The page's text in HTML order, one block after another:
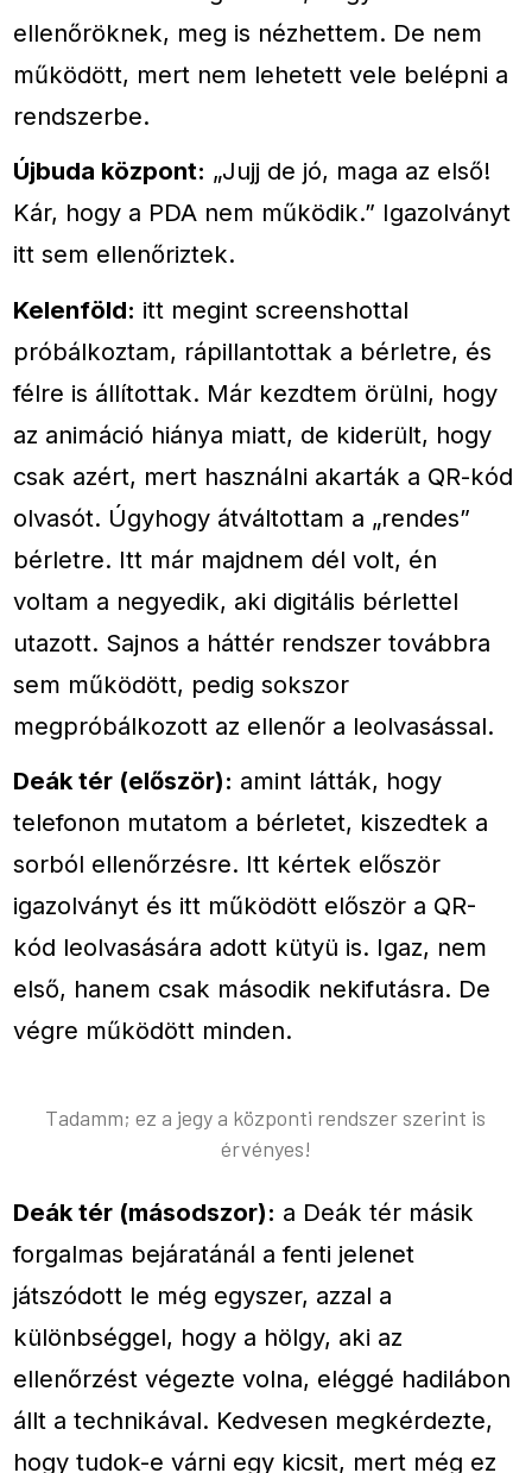
ellenőröknek, meg is nézhettem. De nem
működött, mert nem lehetett vele belépni a
rendszerbe.
Újbuda központ: „Jujj de jó, maga az első!
Kár, hogy a PDA nem működik.” Igazolványt
itt sem ellenőriztek.
Kelenföld: itt megint screenshottal
próbálkoztam, rápillantottak a bérletre, és
félre is állítottak. Már kezdtem örülni, hogy
az animáció hiánya miatt, de kiderült, hogy
csak azért, mert használni akarták a QR-kód
olvasót. Úgyhogy átváltottam a „rendes”
bérletre. Itt már majdnem dél volt, én
voltam a negyedik, aki digitális bérlettel
utazott. Sajnos a háttér rendszer továbbra
sem működött, pedig sokszor
megpróbálkozott az ellenőr a leolvasással.
Deák tér (először): amint látták, hogy
telefonon mutatom a bérletet, kiszedtek a
sorból ellenőrzésre. Itt kértek először
igazolványt és itt működött először a QR-
kód leolvasására adott kütyü is. Igaz, nem
első, hanem csak második nekifutásra. De
végre működött minden.
Tadamm; ez a jegy a központi rendszer szerint is
érvényes!
Deák tér (másodszor): a Deák tér másik
forgalmas bejáratánál a fenti jelenet
játszódott le még egyszer, azzal a
különbséggel, hogy a hölgy, aki az
ellenőrzést végezte volna, eléggé hadilábon
állt a technikával. Kedvesen megkérdezte,
hogy tudok-e várni egy kicsit, mert még ez